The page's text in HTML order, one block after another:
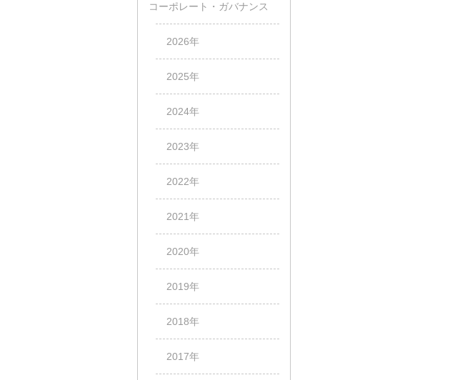
コーポレート・ガバナンス
2026年
2025年
2024年
2023年
2022年
2021年
2020年
2019年
2018年
2017年